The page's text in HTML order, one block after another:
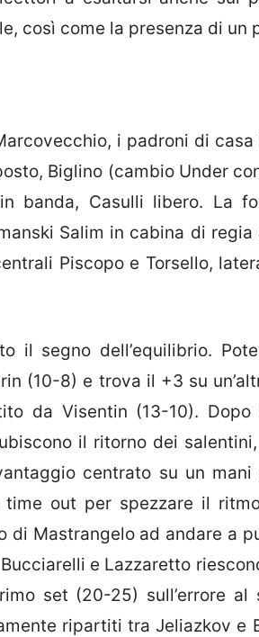
così come la presenza di un
i padroni di
Biglino (cambio Under
banda, Casulli libero. La
Salim in cabina di
Piscopo e Torsello,
il segno dell’equilibrio.
(10-8) e trova il +3 su
da Visentin (13-10).
il ritorno dei
centrato su un mani
out per spezzare il
di Mastrangelo ad andare a
e Lazzaretto
set (20-25) sull’errore
ripartiti tra Jeliazkov e